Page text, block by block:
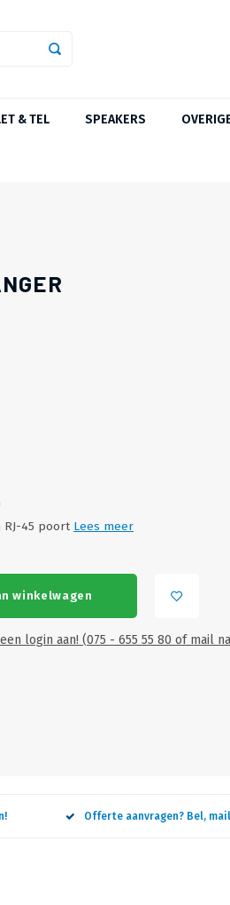
& TEL SPEAKERS
RJ-45 poort Lees meer
winkelwagen
login aan! (075 - 655 55 80 of mail
Offerte aanvragen? Bel,